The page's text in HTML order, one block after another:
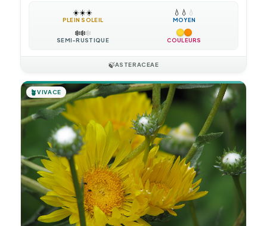
☀️☀️☀️
PLEIN SOLEIL
💧 💧 💧
MOYEN
❄️❄️❄️
SEMI-RUSTIQUE COULEURS
🍃ASTERACEAE
🪴VIVACE